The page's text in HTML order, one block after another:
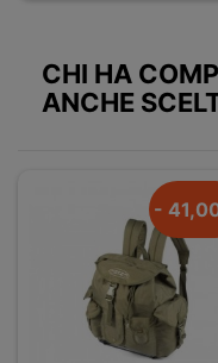
CHI HA
ANCHE
-